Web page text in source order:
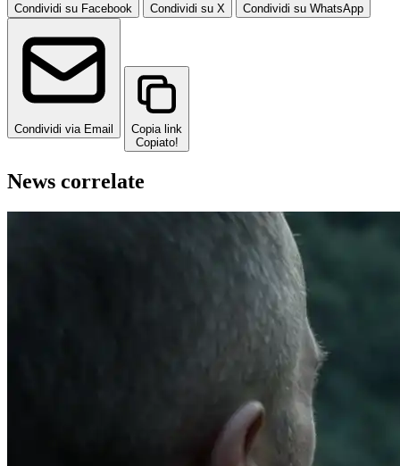
Condividi su Facebook Condividi su X Condividi su WhatsApp
Condividi via Email
Copia link
Copiato!
News correlate